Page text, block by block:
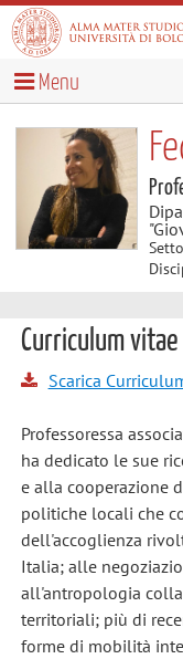
Menu
Curriculum vitae
Scarica
Professoressa
ha dedicato le sue
e alla cooperazione
politiche locali che
dell'accoglienza
Italia; alle
all'antropologia
territoriali; più di
forme di mobilità